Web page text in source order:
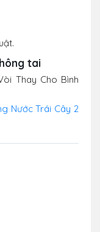
tai
Thay Cho Bình
Nước Trái Cây 2